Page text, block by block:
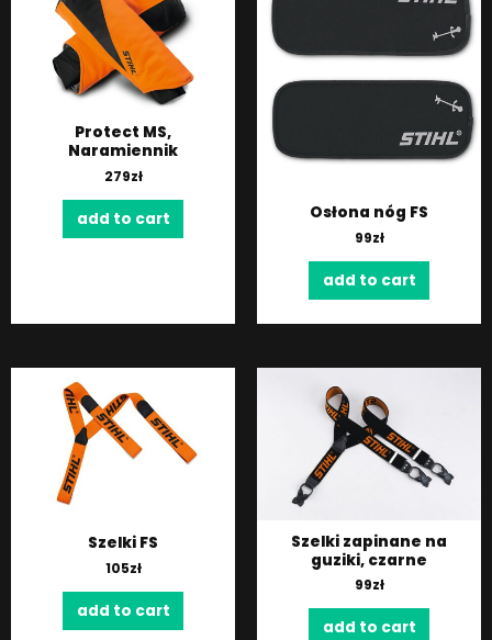
Protect MS,
Naramiennik
279zł
add to cart Osłona nóg FS
99zł
add to cart
Szelki FS
105zł
add to cart
Szelki zapinane na
guziki, czarne
99zł
add to cart